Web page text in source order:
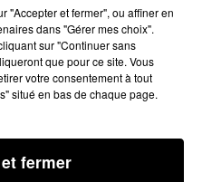
GARONNE DU
"Accepter et fermer", ou affiner en
dans "Gérer mes choix".
sur "Continuer sans
que pour ce site. Vous
votre consentement à tout
situé en bas de chaque page.
fermer